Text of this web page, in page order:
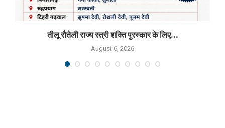
तीलू रौतेली राज्य स्त्री शक्ति पुरस्कार के लिए...
August 6, 2026